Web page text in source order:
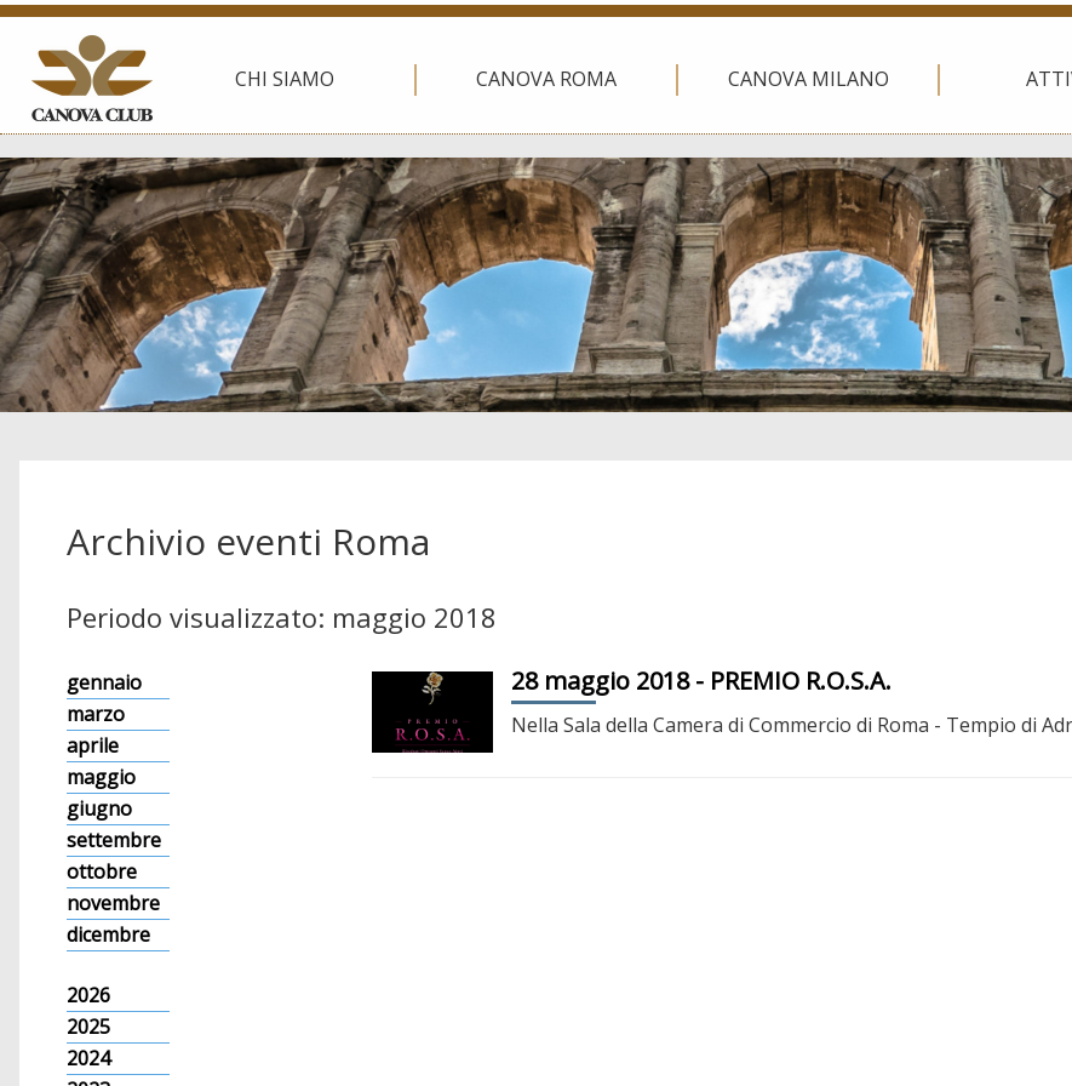
CHI SIAMO CANOVA ROMA CANOVA MILANO
Archivio eventi Roma
Periodo visualizzato: maggio 2018
gennaio
marzo
aprile
maggio
giugno
settembre
ottobre
novembre
dicembre
2026
2025
2024
28 maggio 2018- PREMIO R.O.S.A.
Nella Sala della Camera di Commercio di Roma - Tempio di